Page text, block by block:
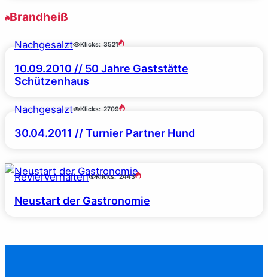
Brandheiß
Nachgesalzt Klicks: 3521
10.09.2010 // 50 Jahre Gaststätte
Schützenhaus
Nachgesalzt Klicks: 2709
30.04.2011 // Turnier Partner Hund
Revierverhalten Klicks: 2443
Neustart der Gastronomie